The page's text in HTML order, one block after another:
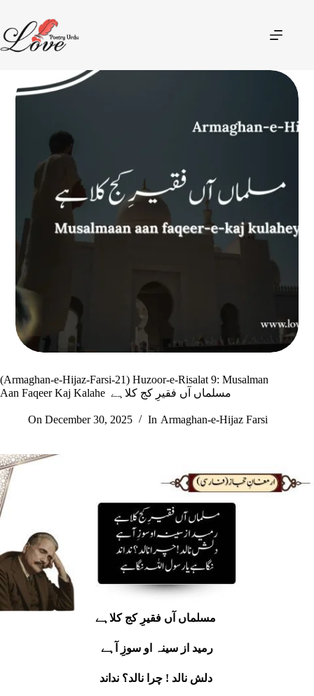
(Armaghan-e-Hijaz-Farsi-21) Huzoor-e-Risalat 9: Musalman
On December 30, 2025 In Armaghan-e-Hijaz Farsi
رمید از سینہ او سوزِ آہے
دلش نالد ! چرا نالد؟ نداند